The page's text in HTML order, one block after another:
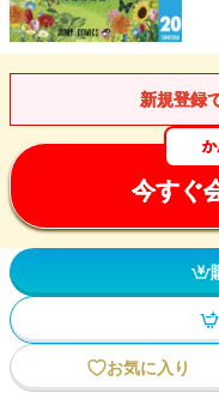
新規登録
か
今すぐ
お気に入り